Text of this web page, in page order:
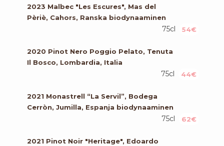
2023 Malbec "Les Escures", Mas del
Pèriè, Cahors, Ranska biodynaaminen
54€
75cl
2020 Pinot Nero Poggio Pelato, Tenuta
Il Bosco, Lombardia, Italia
44€
75cl
2021 Monastrell “La Servil”, Bodega
Cerròn, Jumilla, Espanja biodynaaminen
62€
75cl
2021 Pinot Noir "Heritage", Edoardo